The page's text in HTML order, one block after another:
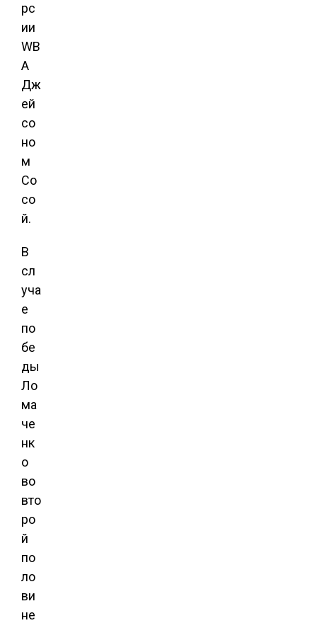
рс
ии
WB
A
Дж
ей
со
но
м
Со
со
й.
В
сл
уча
е
по
бе
ды
Ло
ма
че
нк
о
во
вто
ро
й
по
ло
ви
не